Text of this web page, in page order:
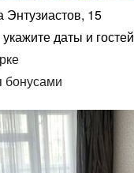
Энтузиастов, 15
укажите даты и гостей
бонусами